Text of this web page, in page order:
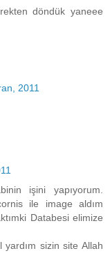
döndük yaneee
2011
işini yapıyorum.
ile image aldım
Databesi elimize
sizin site Allah